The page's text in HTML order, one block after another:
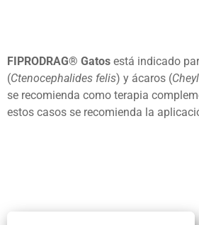
FIPRODRAG® Gatos está indicado
(Ctenocephalides felis) y ácaros (
se recomienda como terapia
estos casos se recomienda la